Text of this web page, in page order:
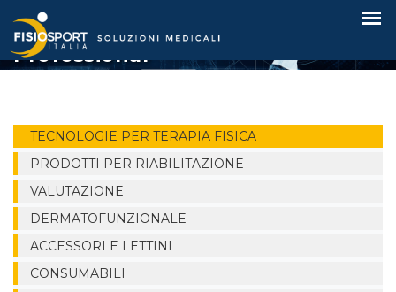
Magnetoterapia Cryo Mag
Professional
TECNOLOGIE PER TERAPIA FISICA
PRODOTTI PER RIABILITAZIONE
VALUTAZIONE
DERMATOFUNZIONALE
ACCESSORI E LETTINI
CONSUMABILI